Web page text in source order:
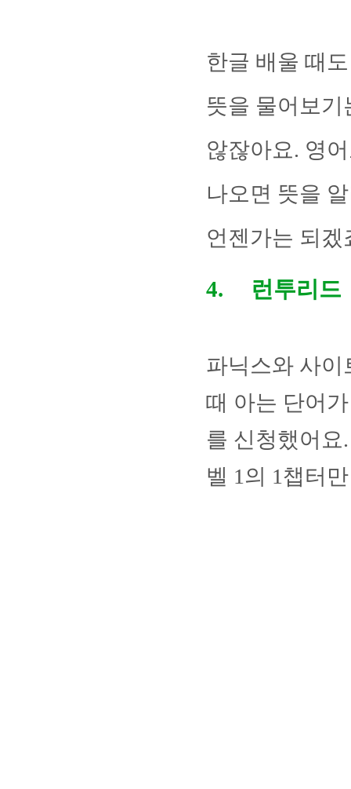
한글 배울 때
뜻을 물어보
않잖아요. 영
나오면 뜻을
언젠가는 되
4. 런투리드
파닉스와 사
때 아는 단어
를 신청했어요
벨 1 의 1챕터